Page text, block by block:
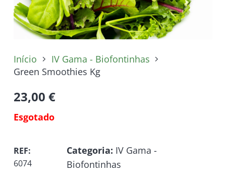
Início
IV Gama - Biofontinhas
Green Smoothies Kg
23,00 €
Esgotado
REF:
6074
Categoria: IV Gama -
Biofontinhas